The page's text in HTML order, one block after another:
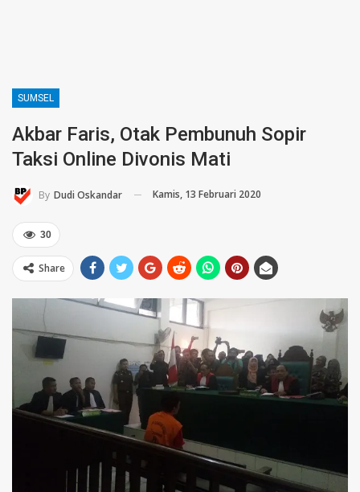
SUMSEL
Akbar Faris, Otak Pembunuh Sopir
Taksi Online Divonis Mati
By Dudi Oskandar Kamis, 13 Februari 2020
30
Share